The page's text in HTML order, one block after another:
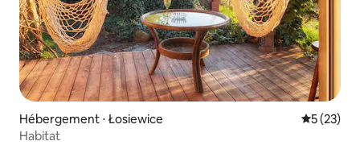
Hébergement ⋅ Łosiewice
5 (23)
Habitat